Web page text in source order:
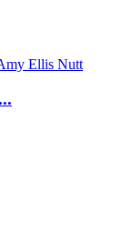
Ellis Nutt